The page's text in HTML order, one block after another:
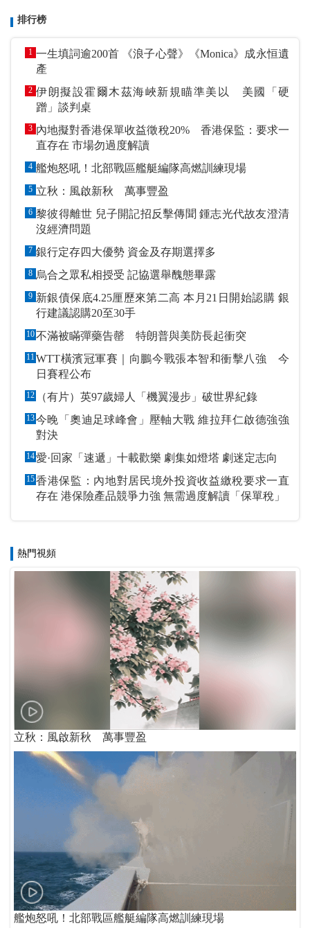
排行榜
1 一生填詞逾200首 《浪子心聲》《Monica》成永恒遺
產
2 伊朗擬設霍爾木茲海峽新規瞄準美以 美國「硬
蹭」談判桌
3 內地擬對香港保單收益徵稅20% 香港保監：要求一
直存在 市場勿過度解讀
4 艦炮怒吼！北部戰區艦艇編隊高燃訓練現場
5 立秋：風啟新秋 萬事豐盈
6 黎彼得離世 兒子開記招反擊傳聞 鍾志光代故友澄清
沒經濟問題
7 銀行定存四大優勢 資金及存期選擇多
8 烏合之眾私相授受 記協選舉醜態畢露
9 新銀債保底4.25厘歷來第二高 本月21日開始認購 銀
行建議認購20至30手
10不滿被瞞彈藥告罄 特朗普與美防長起衝突
11 WTT橫濱冠軍賽｜向鵬今戰張本智和衝擊八強 今
日賽程公布
12 （有片）英97歲婦人「機翼漫步」破世界紀錄
13今晚「奧迪足球峰會」壓軸大戰 維拉拜仁啟德強強
對決
14 愛·回家「速遞」十載歡樂 劇集如燈塔 劇迷定志向
15香港保監：內地對居民境外投資收益繳稅要求一直
存在 港保險產品競爭力強 無需過度解讀「保單稅」
熱門視頻
立秋：風啟新秋 萬事豐盈
艦炮怒吼！北部戰區艦艇編隊高燃訓練現場